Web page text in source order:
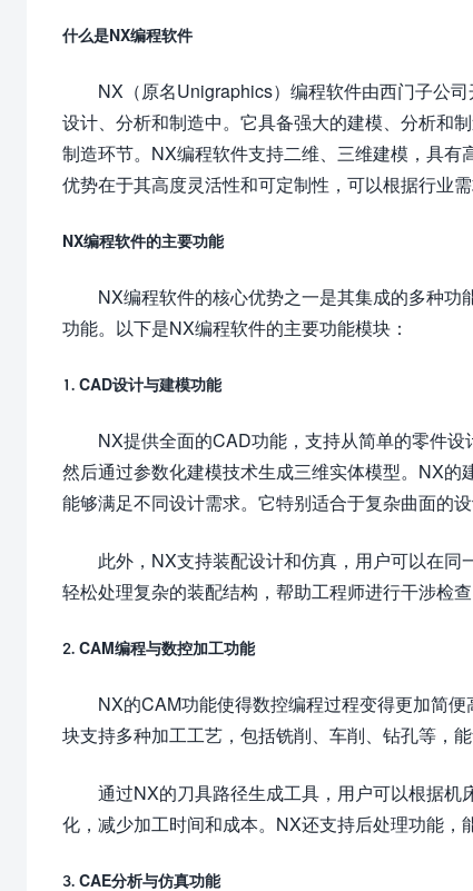
什么是NX编程软件
NX（原名Unigraphics）编程软件由西门子公
设计、分析和制造中。它具备强大的建模、分析和
制造环节。NX编程软件支持二维、三维建模，具
优势在于其高度灵活性和可定制性，可以根据行业
NX编程软件的主要功能
NX编程软件的核心优势之一是其集成的多种
功能。以下是NX编程软件的主要功能模块：
1. CAD设计与建模功能
NX提供全面的CAD功能，支持从简单的零件
然后通过参数化建模技术生成三维实体模型。NX的
能够满足不同设计需求。它特别适合于复杂曲面的
此外，NX支持装配设计和仿真，用户可以在
轻松处理复杂的装配结构，帮助工程师进行干涉检
2. CAM编程与数控加工功能
NX的CAM功能使得数控编程过程变得更加简
块支持多种加工工艺，包括铣削、车削、钻孔等，
通过NX的刀具路径生成工具，用户可以根据
化，减少加工时间和成本。NX还支持后处理功能，
3. CAE分析与仿真功能